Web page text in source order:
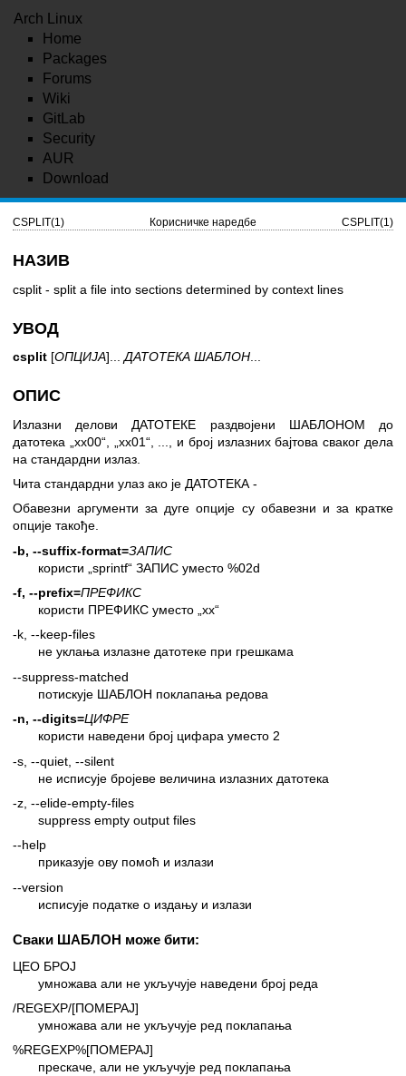
Arch Linux
Home
Packages
Forums
Wiki
GitLab
Security
AUR
Download
CSPLIT(1) Корисничке наредбе CSPLIT(1)
НАЗИВ
csplit - split a file into sections determined by context lines
УВОД
csplit [ОПЦИЈА]... ДАТОТЕКА ШАБЛОН
ОПИС
Излазни делови ДАТОТЕКЕ раздвојени ШАБЛОНОМ до
датотека „xx00“, „xx01“, ..., и број излазних бајтова сваког дела
на стандардни излаз.
Чита стандардни улаз ако је ДАТОТЕКА -
Обавезни аргументи за дуге опције су обавезни и за кратке
опције такође.
-b, --suffix-format=ЗАПИС
користи „sprintf“ ЗАПИС уместо %02d
-f, --prefix=ПРЕФИКС
користи ПРЕФИКС уместо „xx“
-k, --keep-files
не уклања излазне датотеке при грешкама
--suppress-matched
потискује ШАБЛОН поклапања редова
-n, --digits=ЦИФРЕ
користи наведени број цифара уместо 2
-s, --quiet, --silent
не исписује бројеве величина излазних датотека
-z, --elide-empty-files
suppress empty output files
--help
приказује ову помоћ и излази
--version
исписује податке о издању и излази
Сваки ШАБЛОН може бити:
ЦЕО БРОЈ
умножава али не укључује наведени број реда
/REGEXP/[ПОМЕРАЈ]
умножава али не укључује ред поклапања
%REGEXP%[ПОМЕРАЈ]
прескаче, али не укључује ред поклапања